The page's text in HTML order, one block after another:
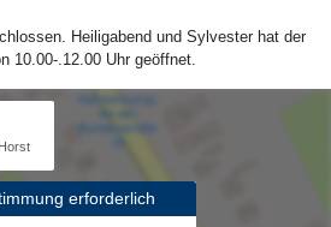
Heiligabend und Sylvester hat der
10.00-.12.00 Uhr geöffnet.
erforderlich